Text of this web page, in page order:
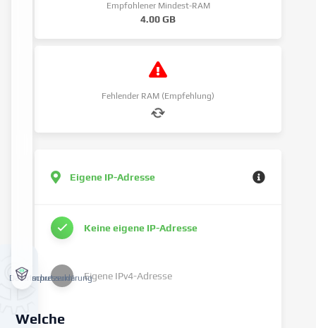
Empfohlener Mindest-RAM
4.00 GB
Fehlender RAM (Empfehlung)
Eigene IP-Adresse
Keine eigene IP-Adresse
Eigene IPv4-Adresse
Datenschutzerklärung
Impressum
Welche